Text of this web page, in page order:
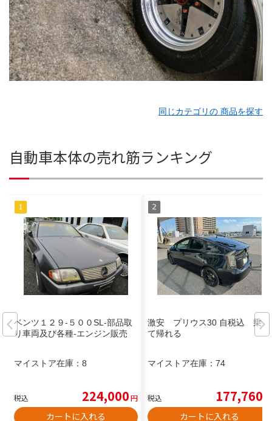
同じカテゴリの 商品を探す
自動車本体の売れ筋ランキング
ベンツ１２９-５００SL-部品取
り車両及び各種-エンジン販売
マイストア在庫： 8
税込 224,000円
カートに入れる
激安 プリウス30 自税込 乗っ
て帰れる
マイストア在庫： 74
税込 177,760
カートに入れる